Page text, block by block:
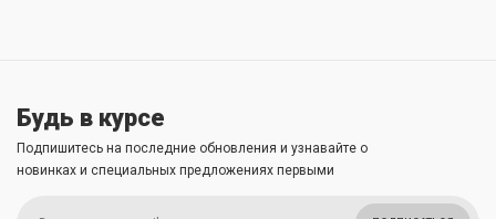
Будь в курсе
Подпишитесь на последние обновления и узнавайте о
новинках и специальных предложениях первыми